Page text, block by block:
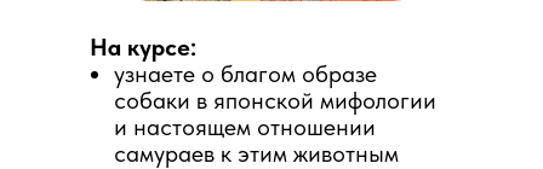
На курсе:
узнаете о благом образе
собаки в японской мифологии
и настоящем отношении
самураев к этим животным